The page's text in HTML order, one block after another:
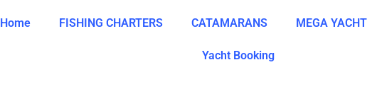
Home FISHING CHARTERS CATAMARANS MEGA YACHT
Yacht Booking